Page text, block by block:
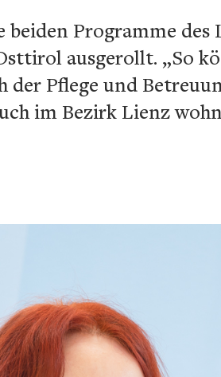
Programme
ausgerollt. „So
Pflege und
im Bezirk Lienz